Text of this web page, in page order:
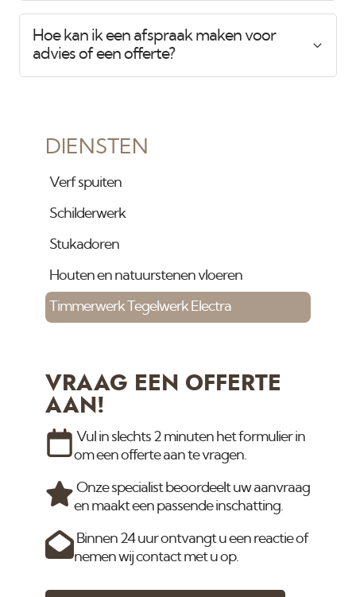
Hoe kan ik een afspraak maken voor
advies of een offerte?
DIENSTEN
Verf spuiten
Schilderwerk
Stukadoren
Houten en natuurstenen vloeren
Timmerwerk Tegelwerk Electra
VRAAG EEN OFFERTE
AAN!
Vul in slechts 2 minuten het formulier in
om een offerte aan te vragen.
Onze specialist beoordeelt uw aanvraag
en maakt een passende inschatting.
Binnen 24 uur ontvangt u een reactie of
nemen wij contact met u op.